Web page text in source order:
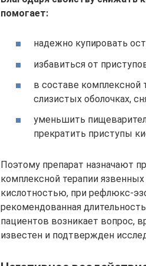
помогает:
надежно купировать
избавиться от
в составе комплексной
слизистых оболочках,
уменьшить
прекратить приступы
Поэтому препарат назначают
комплексной терапии
кислотностью, при рефлюкс-
рекомендованная
пациентов возникает вопрос,
известен и подтвержден